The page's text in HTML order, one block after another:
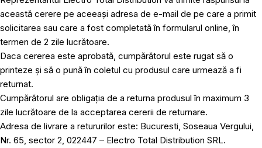
această cerere pe aceeași adresa de e-mail de pe care a primit
solicitarea sau care a fost completată în formularul online, în
termen de 2 zile lucrătoare.
Daca cererea este aprobată, cumpărătorul este rugat să o
printeze și să o pună în coletul cu produsul care urmează a fi
returnat.
Cumpărătorul are obligația de a returna produsul în maximum 3
zile lucrătoare de la acceptarea cererii de returnare.
Adresa de livrare a retururilor este: Bucuresti, Soseaua Vergului,
Nr. 65, sector 2, 022447 – Electro Total Distribution SRL.